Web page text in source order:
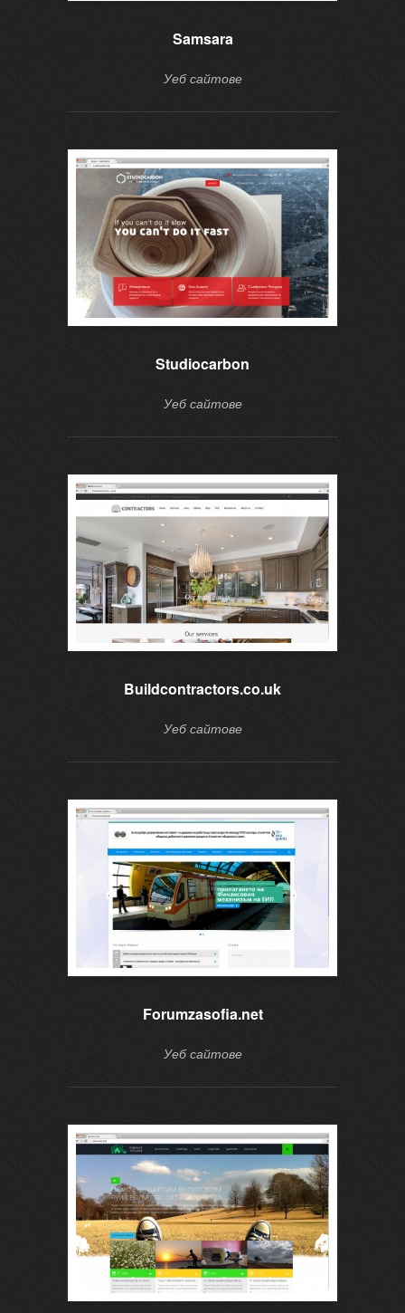
Samsara
Уеб сайтове
Studiocarbon
Уеб сайтове
Buildcontractors.co.uk
Уеб сайтове
Forumzasofia.net
Уеб сайтове